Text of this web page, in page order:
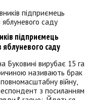
підприємець
яблуневого саду
Буковині вирубає 15 га
називають брак
війну,
з посиланням